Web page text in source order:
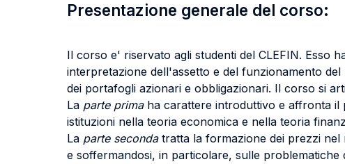
Presentazione generale del corso:
Il corso e' riservato agli studenti del CLEFIN. Esso
interpretazione dell'assetto e del funzionamento
dei portafogli azionari e obbligazionari. Il corso si
La parte primaha carattere introduttivo e affronta il
istituzioni nella teoria economica e nella teoria
La parte secondatratta la formazione dei prezzi nel
e soffermandosi, in particolare, sulle